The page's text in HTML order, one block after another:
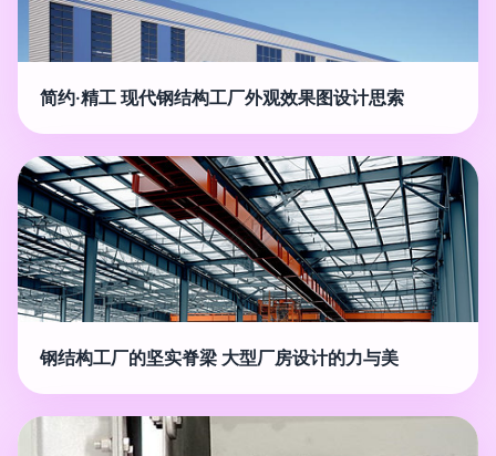
简约·精工 现代钢结构工厂外观效果图设计思索
钢结构工厂的坚实脊梁 大型厂房设计的力与美